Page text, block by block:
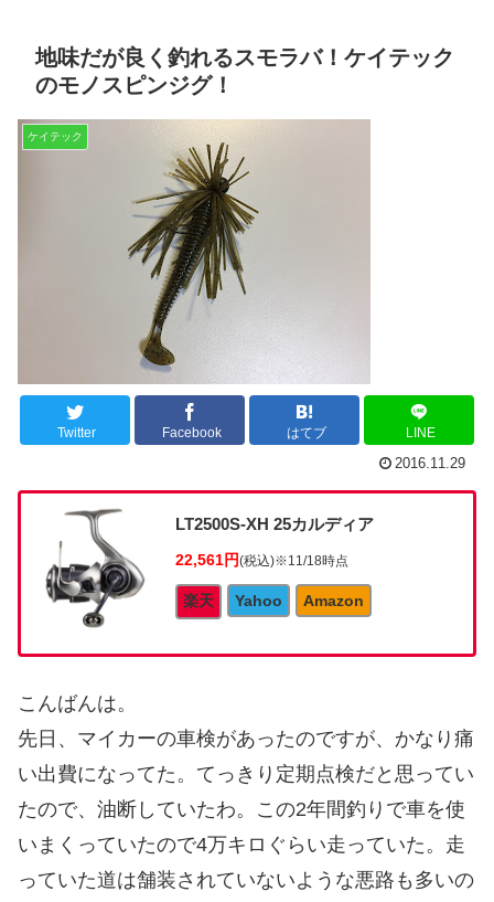
地味だが良く釣れるスモラバ！ケイテック
のモノスピンジグ！
ケイテック
Twitter Facebook はてブ LINE
2016.11.29
LT2500S-XH 25カルディア
22,561円(税込)※11/18時点
楽天 Yahoo Amazon
こんばんは。
先日、マイカーの車検があったのですが、かなり痛
い出費になってた。てっきり定期点検だと思ってい
たので、油断していたわ。この2年間釣りで車を使
いまくっていたので4万キロぐらい走っていた。走
っていた道は舗装されていないような悪路も多いの